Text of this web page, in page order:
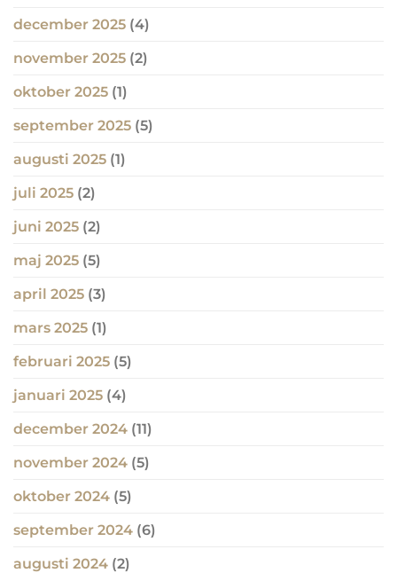
december 2025 (4)
november 2025 (2)
oktober 2025 (1)
september 2025 (5)
augusti 2025 (1)
juli 2025 (2)
juni 2025 (2)
maj 2025 (5)
april 2025 (3)
mars 2025 (1)
februari 2025 (5)
januari 2025 (4)
december 2024 (11)
november 2024 (5)
oktober 2024 (5)
september 2024 (6)
augusti 2024 (2)